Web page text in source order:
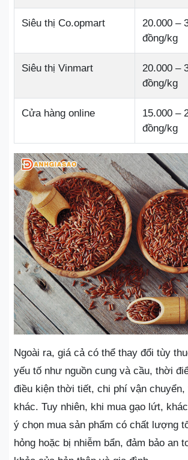
Siêu thị Co.opmart
20.000 –
đồng/kg
Siêu thị Vinmart
20.000 –
đồng/kg
Cửa hàng online
15.000 –
đồng/kg
Ngoài ra, giá cả có thể thay đổi tùy
yếu tố như nguồn cung và cầu, thời
điều kiện thời tiết, chi phí vận
khác. Tuy nhiên, khi mua gạo lứt,
ý chọn mua sản phẩm có chất lượng
hỏng hoặc bị nhiễm bẩn, đảm bảo an